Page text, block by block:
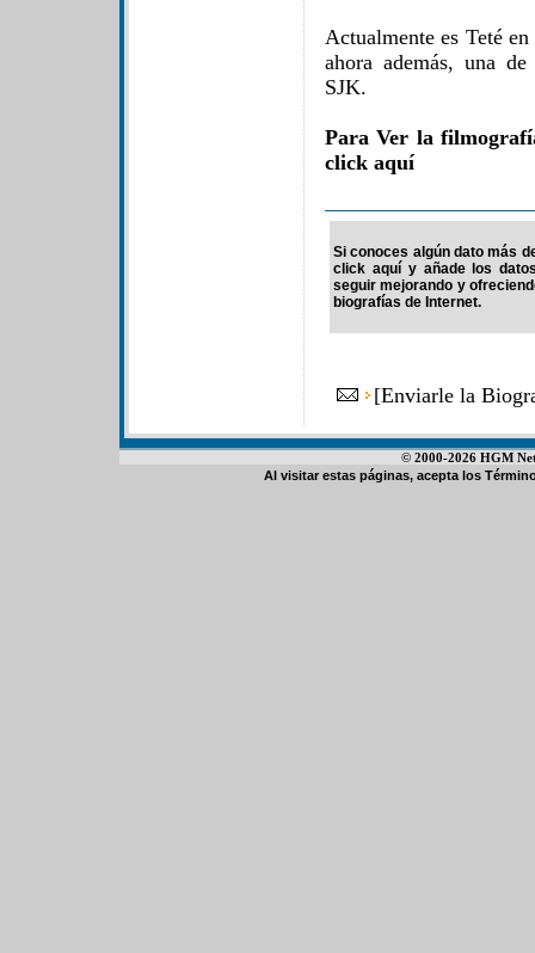
Actualmente es Teté
ahora además, una
SJK.
Para Ver la
click aquí
Si conoces algún dato más
click aquí y añade los
seguir mejorando y
biografías de Internet.
[Enviarle la
© 2000-2026 HGM
Al visitar estas páginas, acepta los